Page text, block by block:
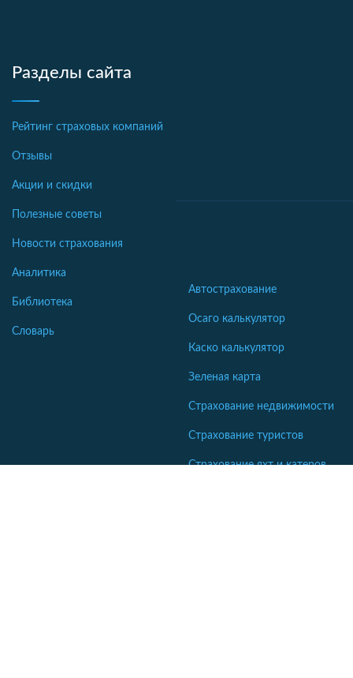
Разделы сайта
Рейтинг страховых компаний
Отзывы
Акции и скидки
Полезные советы
Новости страхования
Аналитика
Библиотека
Словарь
Автострахование
Осаго калькулятор
Каско калькулятор
Зеленая карта
Страхование недвижимости
Страхование туристов
Страхование яхт и катеров